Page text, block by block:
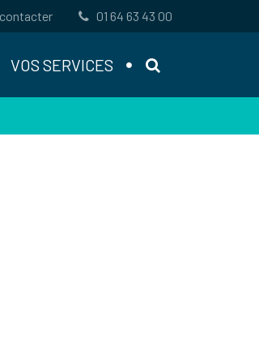
01 64 63 43 00
VOS SERVICES